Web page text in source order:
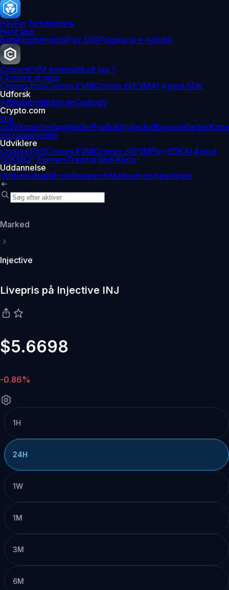
PayFor forhandlere
Hent app
BetalingsterminalPay SDKPlugins til e-handel
CronosEVM-kompatibelt lag 1
Få mere at vide
Cronos PoSCronos EVMCronos zkEVMAI Agent SDK
Udforsk
AffiliateInstitutionerCustody
Crypto.com
Om
osVirksomhedsnyhederProduktnyhederBegivenheder
og registrering
Udviklere
Cronos PoSCronos EVMCronos zkEVMPay SDKAI Agent
SDKMCP ServersTrading Skill Repo
Uddannelse
UddannelseBitcoinResearchMarkedsopdateringer
Marked
Injective
Livepris på Injective INJ
$5.6698
-0.86%
1H
24H
1W
1M
3M
6M